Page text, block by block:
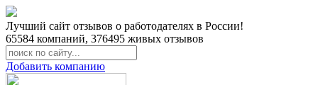
Лучший сайт отзывов о работодателях в России!
65584 компаний, 376495 живых отзывов
Добавить компанию